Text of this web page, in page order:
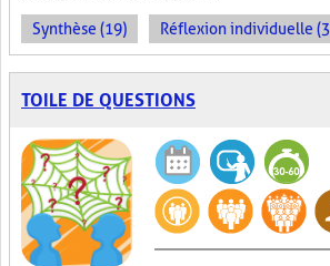
Synthèse (19) Réflexion individuelle
TOILE DE QUESTIONS